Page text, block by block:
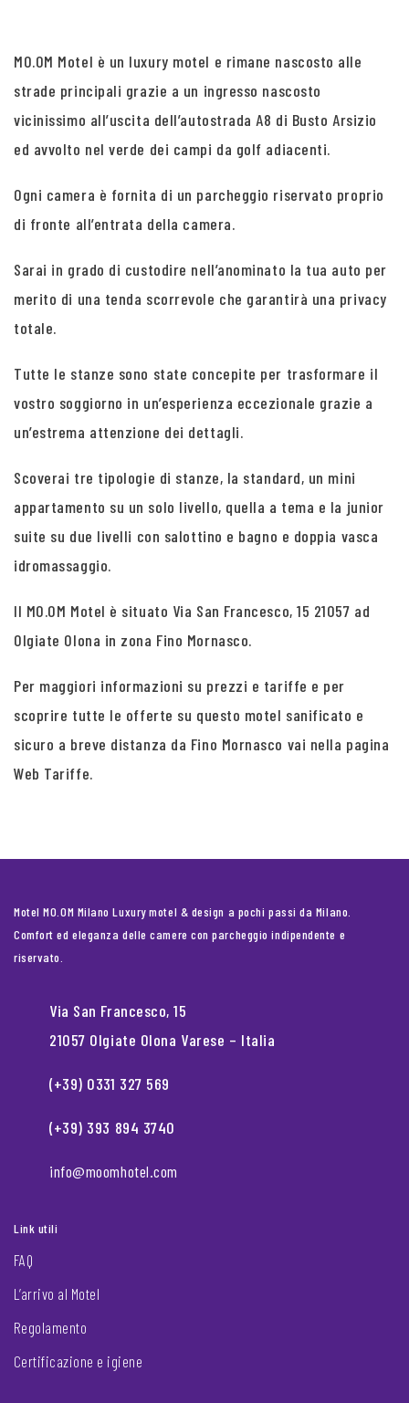
MO.OM Motel è un luxury motel e rimane nascosto alle
strade principali grazie a un ingresso nascosto
vicinissimo all’uscita dell’autostrada A8 di Busto Arsizio
ed avvolto nel verde dei campi da golf adiacenti.
Ogni camera è fornita di un parcheggio riservato proprio
di fronte all’entrata della camera.
Sarai in grado di custodire nell’anominato la tua auto per
merito di una tenda scorrevole che garantirà una privacy
totale.
Tutte le stanze sono state concepite per trasformare il
vostro soggiorno in un’esperienza eccezionale grazie a
un’estrema attenzione dei dettagli.
Scoverai tre tipologie di stanze, la standard, un mini
appartamento su un solo livello, quella a tema e la junior
suite su due livelli con salottino e bagno e doppia vasca
idromassaggio.
Il MO.OM Motel è situato Via San Francesco, 15 21057 ad
Olgiate Olona in zona Fino Mornasco.
Per maggiori informazioni su prezzi e tariffe e per
scoprire tutte le offerte su questo motel sanificato e
sicuro a breve distanza da Fino Mornasco vai nella pagina
Web Tariffe.
Motel MO.OM Milano Luxury motel & design a pochi passi da Milano.
Comfort ed eleganza delle camere con parcheggio indipendente e
riservato.
Via San Francesco, 15
21057 Olgiate Olona Varese – Italia
(+39) 0331 327 569
(+39) 393 894 3740
info@moomhotel.com
Link utili
FAQ
L’arrivo al Motel
Regolamento
Certificazione e igiene